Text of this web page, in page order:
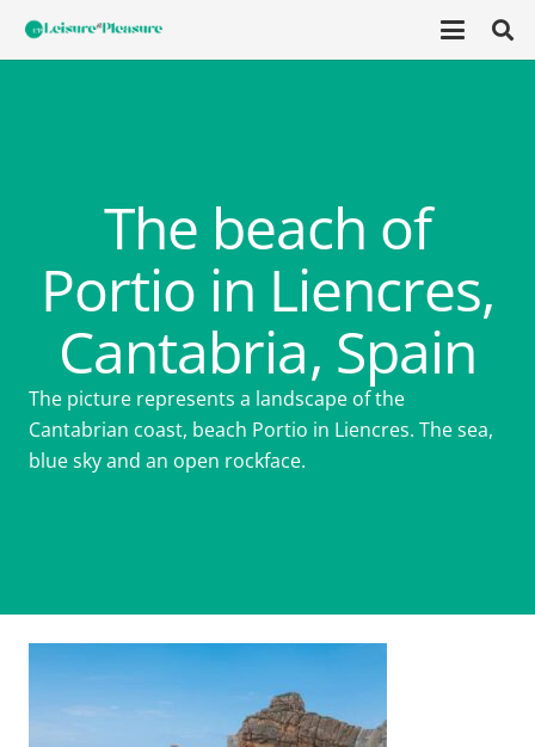
The beach of
Portio in Liencres,
Cantabria, Spain
The picture represents a landscape of the
Cantabrian coast, beach Portio in Liencres. The sea,
blue sky and an open rockface.